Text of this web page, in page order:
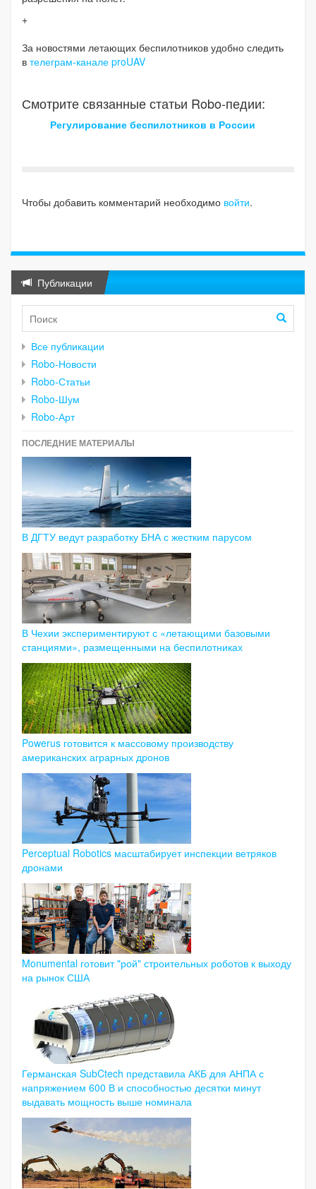
+
За новостями летающих беспилотников удобно следить
в телеграм-канале proUAV
Смотрите связанные статьи Robo-педии:
Регулирование беспилотников в России
Чтобы добавить комментарий необходимо войти.
Публикации
Все публикации
Robo-Новости
Robo-Статьи
Robo-Шум
Robo-Арт
ПОСЛЕДНИЕ МАТЕРИАЛЫ
В ДГТУ ведут разработку БНА с жестким парусом
В Чехии экспериментируют с «летающими базовыми
станциями», размещенными на беспилотниках
Powerus готовится к массовому производству
американских аграрных дронов
Perceptual Robotics масштабирует инспекции ветряков
дронами
Monumental готовит "рой" строительных роботов к выходу
на рынок США
Германская SubCtech представила АКБ для АНПА с
напряжением 600 В и способностью десятки минут
выдавать мощность выше номинала